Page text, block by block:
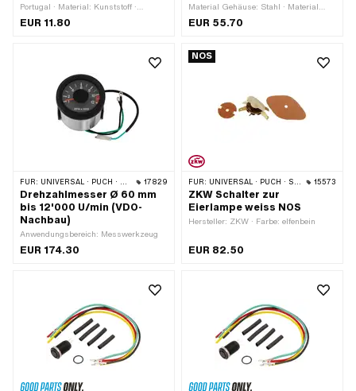
Portugal · Material: Kunststoff ·
Material: Stahl · Material Unterbau:
M6x1 (Standardgewinde) · Anzahl
Stellungen: 2 Stk. · Höhe: 27.5 mm
EUR 11.80
Material Gehäuse: Stahl · Material
Unterbau: Stahl · Oberfläche:
(Scheinwerfer) · Funktionen: Hupe ·
Stk. · Ø Lenker: 22 mm
EUR 55.70
FÜR: UNIVERSAL · PUCH · SACHS 17829
Drehzahlmesser Ø 60 mm
bis 12'000 U/min (VDO-
Nachbau)
Anwendungsbereich: Messwerkzeug
EUR 174.30
NOS
FÜR: UNIVERSAL · PUCH · SACHS 15573
ZKW Schalter zur
Eierlampe weiss NOS
Hersteller: ZKW · Farbe: elfenbein
EUR 82.50